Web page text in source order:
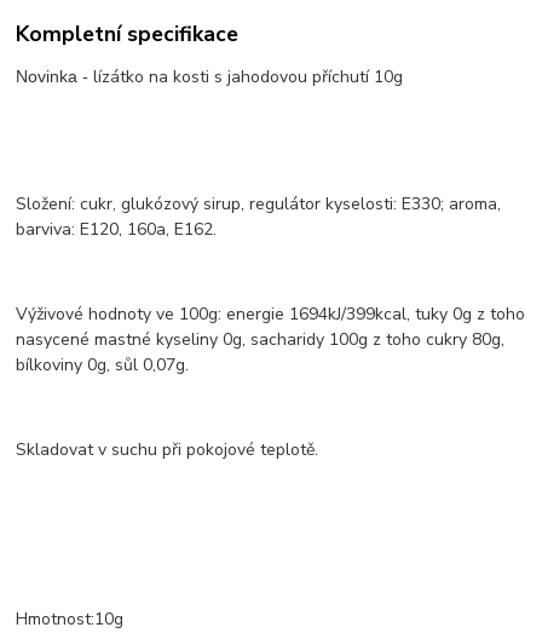
Kompletní specifikace
Novinka -lízátko na kosti s jahodovou příchutí 10g
Složení: cukr, glukózový sirup, regulátor kyselosti: E330; aroma,
barviva: E120, 160a, E162.
Výživové hodnoty ve 100g: energie 1694kJ/399kcal, tuky 0g z toho
nasycené mastné kyseliny 0g, sacharidy 100g z toho cukry 80g,
bílkoviny 0g, sůl 0,07g.
Skladovat v suchu při pokojové teplotě.
Hmotnost:10g